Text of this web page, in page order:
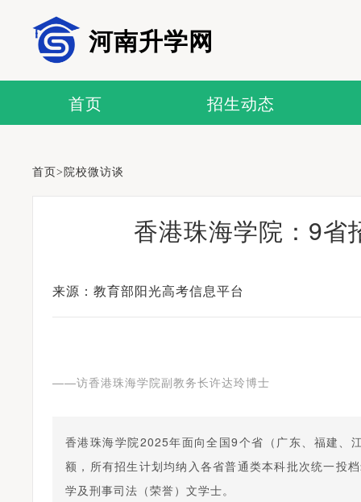
河南升学网
首页 招生动态
首页> 院校微访谈
香港珠海学院：9省
来源：教育部阳光高考信息平台
——访香港珠海学院副教务长许达玲博士
香港珠海学院2025年面向全国9个省（广东、福建、
额，所有招生计划均纳入各省普通类本科批次统一投
学及刑事司法（荣誉）文学士。